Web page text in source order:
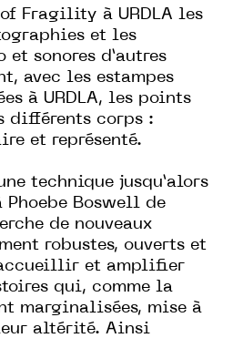
Fragility à URDLA les
et les
sonores d’autres
avec les estampes
à URDLA, les points
différents corps :
et représenté.
technique jusqu’alors
Phoebe Boswell de
de nouveaux
robustes, ouverts et
et amplifier
qui, comme la
marginalisées, mise à
altérité. Ainsi